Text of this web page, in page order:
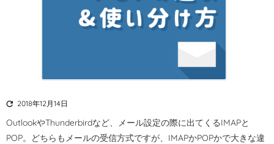
 2018年12月14日
OutlookやThunderbirdなど、メール設定の際に出てくるIMAPと
POP。
どちらもメールの受信方式ですが、IMAPかPOPかで大きな違